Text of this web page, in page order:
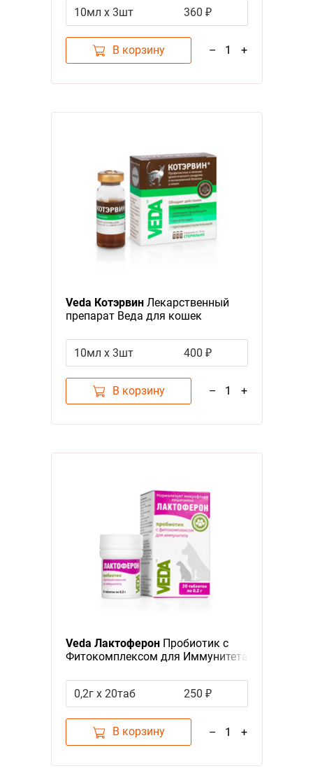
10мл х 3шт
360 ₽
В корзину – 1 +
Veda КотэрвинЛекарственный
препарат Веда для кошек
10мл х 3шт
400 ₽
В корзину – 1 +
Veda ЛактоферонПробиотик с
Фитокомплексом для Иммунитета
0,2г х 20таб 250 ₽
В корзину – 1 +